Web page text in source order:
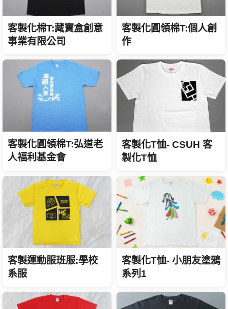
客製化棉T:藏寶盒創意
事業有限公司
客製化圓領棉T:個人創
作
客製化圓領棉T:弘道老
人福利基金會
客製化T恤- CSUH 客
製化T恤
客製運動服班服:學校
系服
客製化T恤- 小朋友塗鴉
系列1